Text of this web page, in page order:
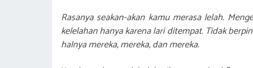
Rasanya seakan-akan kamu merasa lelah.
kelelahan hanya karena lari ditempat. Tidak
halnya mereka, mereka, dan mereka.